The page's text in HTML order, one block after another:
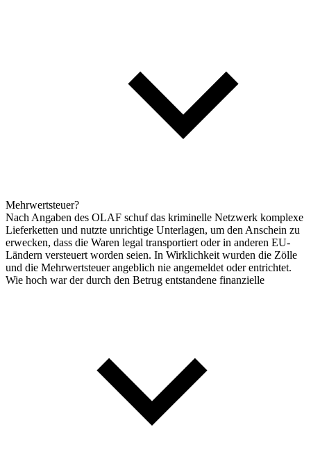
Mehrwertsteuer?
Nach Angaben des OLAF schuf das kriminelle Netzwerk komplexe
Lieferketten und nutzte unrichtige Unterlagen, um den Anschein zu
erwecken, dass die Waren legal transportiert oder in anderen EU-
Ländern versteuert worden seien. In Wirklichkeit wurden die Zölle
und die Mehrwertsteuer angeblich nie angemeldet oder entrichtet.
Wie hoch war der durch den Betrug entstandene finanzielle